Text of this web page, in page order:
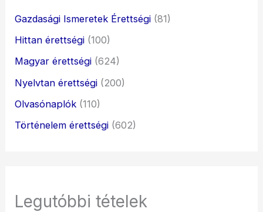
Gazdasági Ismeretek Érettségi (81)
Hittan érettségi (100)
Magyar érettségi (624)
Nyelvtan érettségi (200)
Olvasónaplók (110)
Történelem érettségi (602)
Legutóbbi tételek